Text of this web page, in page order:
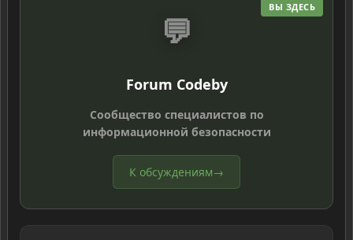
ВЫ ЗДЕСЬ
💬
Forum Codeby
Сообщество специалистов по
информационной безопасности
К обсуждениям→